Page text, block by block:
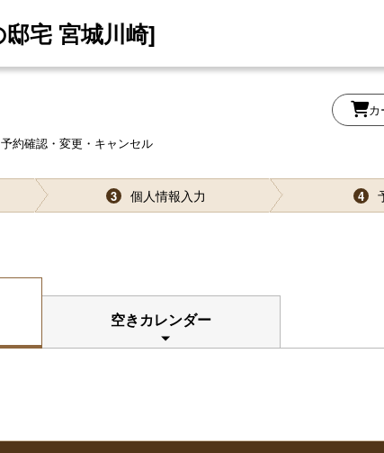
宅 宮城川崎]
カ
予約確認・変更・キャンセル
3 個人情報入力 4
空きカレンダー